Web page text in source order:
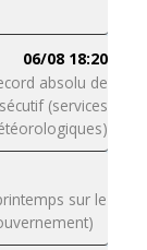
06/08 18:20
absolu de
(services
sur le